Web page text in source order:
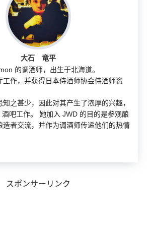
大石 竜平
的调酒师，出生于北海道。
工作，并获得日本侍酒师协会侍酒师资
之甚少，因此对其产生了浓厚的兴趣，
吧工作。 她加入 JWD 的目的是参观酿
造者交流，并作为调酒师传递他们的热情
スポンサーリンク